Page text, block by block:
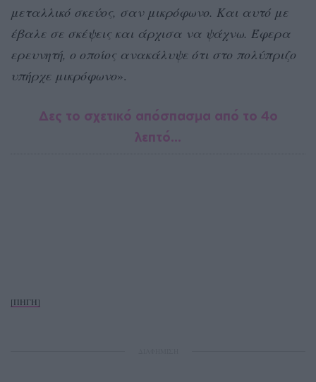
μεταλλικό σκεύος, σαν μικρόφωνο. Και αυτό με
έβαλε σε σκέψεις και άρχισα να ψάχνω. Έφερα
ερευνητή, ο οποίος ανακάλυψε ότι στο πολύπριζο
υπήρχε μικρόφωνο».
Δες το σχετικό απόσπασμα από το 4ο
λεπτό…
[ΠΗΓΗ]